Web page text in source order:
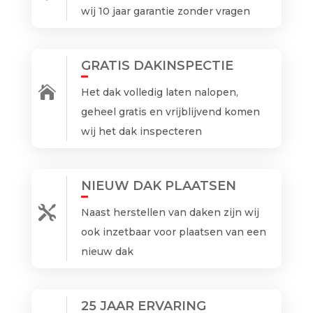
wij 10 jaar garantie zonder vragen

GRATIS DAKINSPECTIE
Het dak volledig laten nalopen,
geheel gratis en vrijblijvend komen
wij het dak inspecteren

NIEUW DAK PLAATSEN
Naast herstellen van daken zijn wij
ook inzetbaar voor plaatsen van een
nieuw dak
25 JAAR ERVARING